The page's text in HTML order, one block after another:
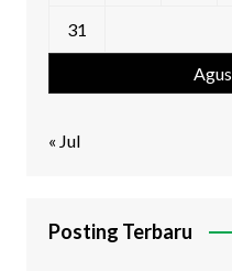
31
« Jul
Posting Terbaru